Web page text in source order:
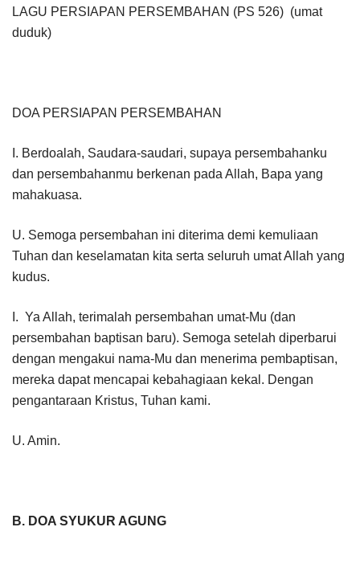
LAGU PERSIAPAN PERSEMBAHAN (PS 526) (umat
duduk)
DOA PERSIAPAN PERSEMBAHAN
I. Berdoalah, Saudara-saudari, supaya persembahanku
dan persembahanmu berkenan pada Allah, Bapa yang
mahakuasa.
U. Semoga persembahan ini diterima demi kemuliaan
Tuhan dan keselamatan kita serta seluruh umat Allah yang
kudus.
I. Ya Allah, terimalah persembahan umat-Mu (dan
persembahan baptisan baru). Semoga setelah diperbarui
dengan mengakui nama-Mu dan menerima pembaptisan,
mereka dapat mencapai kebahagiaan kekal. Dengan
pengantaraan Kristus, Tuhan kami.
U. Amin.
B. DOA SYUKUR AGUNG